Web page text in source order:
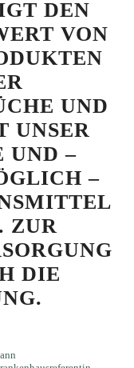
DEN
VON
UND
UNSER
UND –
–
ZUR
DIE